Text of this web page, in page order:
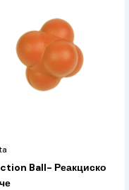
Ball- Реакциско